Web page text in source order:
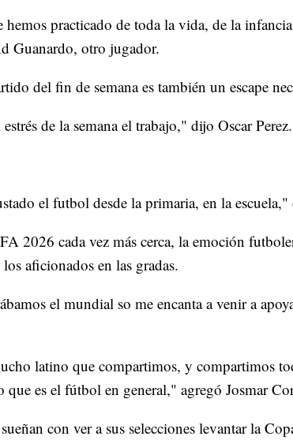
hemos practicado de toda la vida, de la
Guanardo, otro jugador.
del fin de semana es también un escape
de la semana el trabajo," dijo Oscar Perez.
el futbol desde la primaria, en la escuela,"
2026 cada vez más cerca, la emoción
aficionados en las gradas.
el mundial so me encanta a venir a
latino que compartimos, y compartimos
es el fútbol en general," agregó Josmar
con ver a sus selecciones levantar la